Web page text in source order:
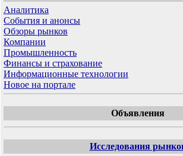
Аналитика
События и анонсы
Обзоры рынков
Компании
Промышленность
Финансы и страхование
Информационные технологии
Новое на портале
Объявления
Исследования